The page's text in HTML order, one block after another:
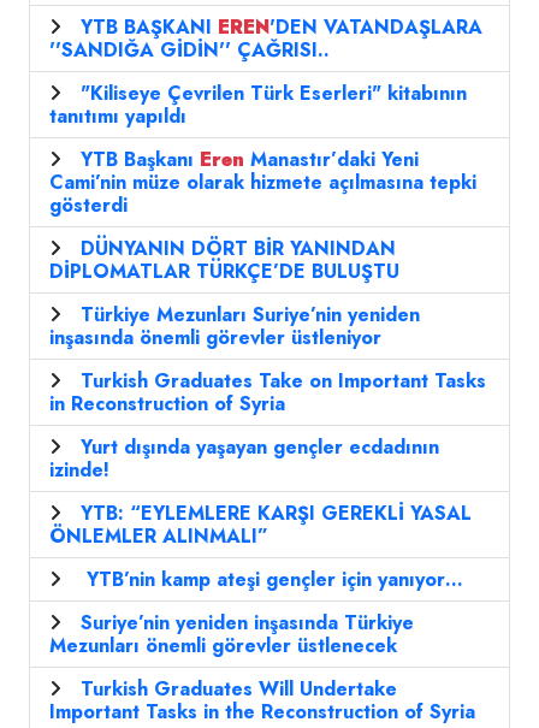
YTB BAŞKANI EREN'DEN VATANDAŞLARA
''SANDIĞA GİDİN'' ÇAĞRISI..
"Kiliseye Çevrilen Türk Eserleri" kitabının
tanıtımı yapıldı
YTB Başkanı Eren Manastır’daki Yeni
Cami’nin müze olarak hizmete açılmasına tepki
gösterdi
DÜNYANIN DÖRT BİR YANINDAN
DİPLOMATLAR TÜRKÇE’DE BULUŞTU
Türkiye Mezunları Suriye’nin yeniden
inşasında önemli görevler üstleniyor
Turkish Graduates Take on Important Tasks
in Reconstruction of Syria
Yurt dışında yaşayan gençler ecdadının
izinde!
YTB: “EYLEMLERE KARŞI GEREKLİ YASAL
ÖNLEMLER ALINMALI”
YTB’nin kamp ateşi gençler için yanıyor…
Suriye’nin yeniden inşasında Türkiye
Mezunları önemli görevler üstlenecek
Turkish Graduates Will Undertake
Important Tasks in the Reconstruction of Syria